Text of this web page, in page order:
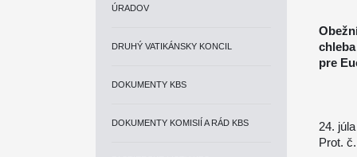
ÚRADOV
DRUHÝ VATIKÁNSKY KONCIL
DOKUMENTY KBS
DOKUMENTY KOMISIÍ A RÁD KBS
pre
24.
Prot.